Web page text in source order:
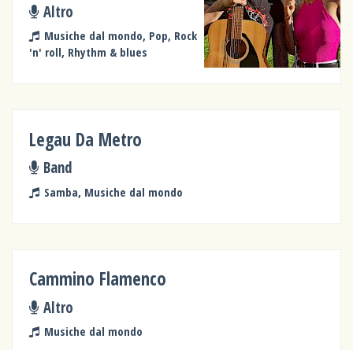
Altro
Musiche dal mondo, Pop, Rock
'n' roll, Rhythm & blues
Legau Da Metro
Band
Samba, Musiche dal mondo
Cammino Flamenco
Altro
Musiche dal mondo